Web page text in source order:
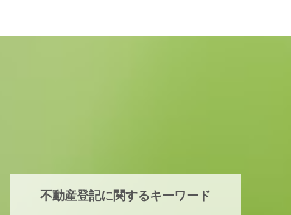
不動産登記に関するキーワード